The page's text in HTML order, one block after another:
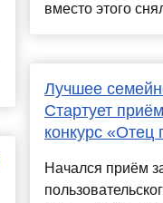
вместо этого
Лучшее
Стартует
конкурс «Отец
Начался приём